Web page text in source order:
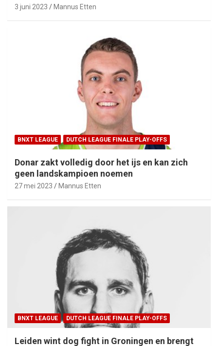
3 juni 2023 Mannus Etten
BNXT LEAGUE DUTCH LEAGUE FINALE PLAY-OFFS
Donar zakt volledig door het ijs en kan zich
geen landskampioen noemen
27 mei 2023 Mannus Etten
BNXT LEAGUE DUTCH LEAGUE FINALE PLAY-OFFS
Leiden wint dog fight in Groningen en brengt